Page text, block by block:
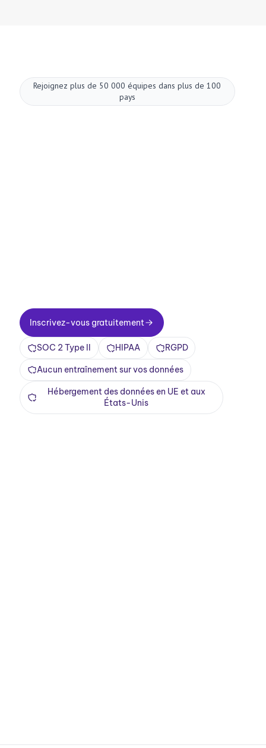
Rejoignez plus de 50 000 équipes dans plus de 100
pays
Inscrivez-vous gratuitement
Inscrivez-vous gratuitement
SOC 2 Type II HIPAA RGPD
Aucun entraînement sur vos données
Hébergement des données en UE et aux
États-Unis